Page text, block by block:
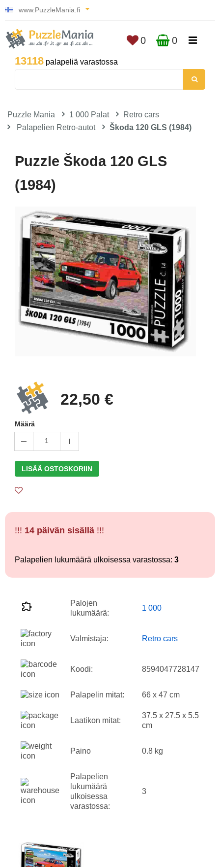
www.PuzzleMania.fi
13118 palapeliä varastossa
0 0
Puzzle Mania 1 000 Palat
Retro cars
Palapelien Retro-autot
Škoda 120 GLS (1984)
Puzzle Škoda 120 GLS
(1984)
22,50 €
Määrä
1
LISÄÄ OSTOSKORIIN
!!! 14 päivän sisällä !!!
Palapelien lukumäärä ulkoisessa varastossa: 3
Palojen
lukumäärä:
1 000
Valmistaja: Retro cars
Koodi: 8594047728147
Palapelin mitat: 66 x 47 cm
Laatikon mitat:
37.5 x 27.5 x 5.5
cm
Paino 0.8 kg
Palapelien
lukumäärä
ulkoisessa
varastossa:
3